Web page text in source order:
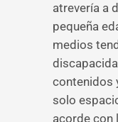
atrevería a
pequeña
medios
contenidos
solo
acorde con